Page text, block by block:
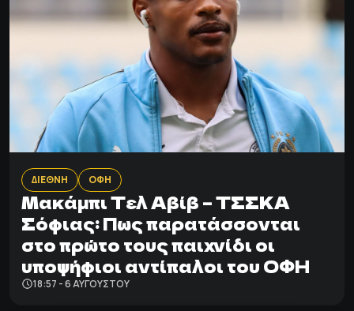
ΔΙΕΘΝΗ ΟΦΗ
Μακάμπι Τελ Αβίβ – ΤΣΣΚΑ
Σόφιας: Πως παρατάσσονται
στο πρώτο τους παιχνίδι οι
υποψήφιοι αντίπαλοι του ΟΦΗ
18:57 - 6 ΑΥΓΟΎΣΤΟΥ